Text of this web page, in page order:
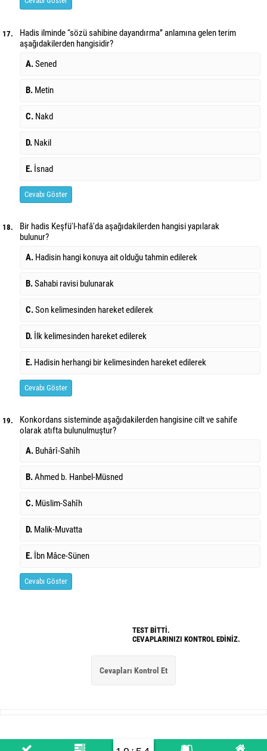
17.
Hadis ilminde ‘‘sözü sahibine dayandırma’’ anlamına gelen terim
aşağıdakilerden hangisidir?
A.Sened
B. Metin
C. Nakd
D. Nakil
E. İsnad
Cevabı Göster
18.
Bir hadis Keşfü'l-hafâ'da aşağıdakilerden hangisi yapılarak
bulunur?
A. Hadisin hangi konuya ait olduğu tahmin edilerek
B.Sahabi ravisi bulunarak
C.Son kelimesinden hareket edilerek
D. İlk kelimesinden hareket edilerek
E. Hadisin herhangi bir kelimesinden hareket edilerek
Cevabı Göster
19.
Konkordans sisteminde aşağıdakilerden hangisine cilt ve sahife
olarak atıfta bulunulmuştur?
A. Buhârî-Sahîh
B.Ahmed b. Hanbel-Müsned
C. Müslim-Sahîh
D. Malik-Muvatta
E. İbn Mâce-Sünen
Cevabı Göster
TEST BİTTİ.
CEVAPLARINIZI KONTROL EDİNİZ.